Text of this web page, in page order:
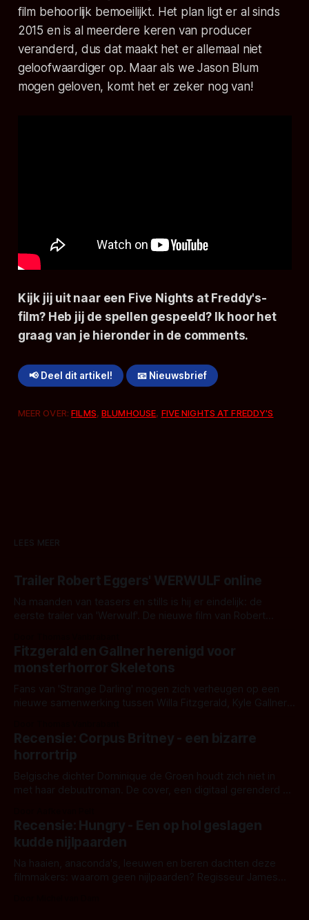
film behoorlijk bemoeilijkt. Het plan ligt er al sinds
2015 en is al meerdere keren van producer
veranderd, dus dat maakt het er allemaal niet
geloofwaardiger op. Maar als we Jason Blum
mogen geloven, komt het er zeker nog van!
Kijk jij uit naar een Five Nights at Freddy's-
film? Heb jij de spellen gespeeld? Ik hoor het
graag van je hieronder in de comments.
📢 Deel dit artikel! 📧 Nieuwsbrief
MEER OVER:FILMS,BLUMHOUSE, FIVE NIGHTS AT FREDDY'S
LEES MEER
Trailer Robert Eggers' WERWULF online
Na maanden van teasers en stills is hij er eindelijk: de
eerste trailer van 'Werwulf'. De nieuwe film van Robert
kille stijl vol folklore en mythe. Het topic deze keer is (kon
het het al raden?)... de weerwolf. Kijk je mee?
Fitzgerald en Gallner herenigd voor
monsterhorror Skeletons
Fans van 'Strange Darling' mogen zich verheugen op een
nieuwe samenwerking tussen Willa Fitzgerald, Kyle Gallner
'Skeletons', een nieuwe creature feature waarvoor de
opnames zijn gestart in Australië.
Recensie: Corpus Britney - een bizarre
horrortrip
Belgische dichter Dominique de Groen houdt zich niet in
met haar debuutroman. De cover, een digitaal gerenderd en
achtergrond, belooft iets kleurrijks maar onheilspellends,
iets ongrijpbaars. En dat maakt De Groen met ieder woord
waar.
Recensie: Hungry - Een op hol geslagen
kudde nijlpaarden
Na haaien, anaconda's, leeuwen en beren dachten deze
filmmakers: waarom geen nijlpaarden? Regisseur James